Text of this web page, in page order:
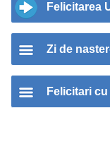
Felicitarea
Zi de
Felicitari